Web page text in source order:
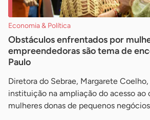
Economia & Política
Obstáculos enfrentados por
empreendedoras são tema de
Paulo
Diretora do Sebrae, Margarete
instituição na ampliação do acesso ao
mulheres donas de pequenos negócios